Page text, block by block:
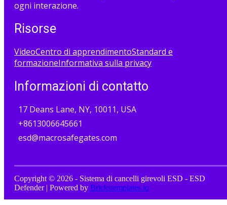
ogni interazione.
Risorse
VideoCentro di apprendimentoStandard e
formazioneInformativa sulla privacy
Informazioni di contatto
17 Deans Lane, NY, 10011, USA
+8613006645661
esd@macrosafegates.com
Copyright © 2026 - Sistema di cancelli girevoli ESD - ESD
Defender | Powered by Brickstemplates.io